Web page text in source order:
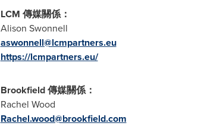
LCM 傳媒關係：
Alison Swonnell
aswonnell@lcmpartners.eu
https://lcmpartners.eu/
Brookfield 傳媒關係：
Rachel Wood
Rachel.wood@brookfield.com